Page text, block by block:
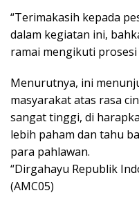
“Terimakasih kepada
dalam kegiatan ini,
ramai mengikuti
Menurutnya, ini
masyarakat atas rasa
sangat tinggi, di
lebih paham dan tahu
para pahlawan.
“Dirgahayu Republik
(AMC05)